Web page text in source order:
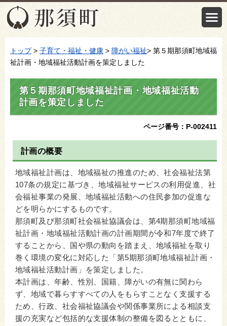
トップ> 子育て・福祉・健康 > 障がい福祉> 第５期那須町地域福
祉計画・地域福祉活動計画を策定しました
第５期那須町地域福祉計画・地域福祉活動
計画を策定しました
ページ番号：P-002411
計画の概要
地域福祉計画は、地域福祉の推進のため、社会福祉法第
107条の規定に基づき、地域福祉サービスの利用促進、社
会福祉事業の発展、地域福祉活動への住民参加の促進な
どを明らかにするものです。
那須町及び那須町社会福祉協議会は、第4期那須町地域福
祉計画・地域福祉活動計画の計画期間が令和7年度で終了
することから、国や県の動向を踏まえ、地域福祉を取り
巻く環境の変化に対応した「第5期那須町地域福祉計画・
地域福祉活動計画」を策定しました。
本計画は、年齢、性別、国籍、障がいの有無に関わら
ず、地域で暮らすすべての人をもらすことなく支援する
ため、行政、社会福祉協議会や関係事業所による相談支
援の充実など包括的な支援体制の整備を図るとともに、